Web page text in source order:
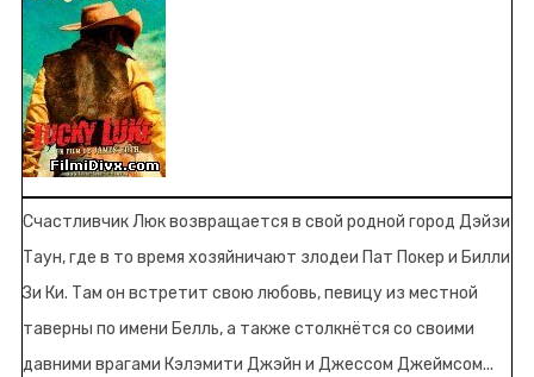
Счастливчик Люк возвращается в свой родной город Дэйзи
Таун, где в то время хозяйничают злодеи Пат Покер и Билли
Зи Ки. Там он встретит свою любовь, певицу из местной
таверны по имени Белль, а также столкнётся со своими
давними врагами Кэлэмити Джэйн и Джессом Джеймсом...